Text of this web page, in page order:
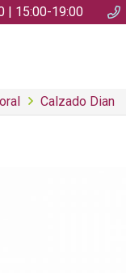
| 15:00-19:00
Calzado Dian